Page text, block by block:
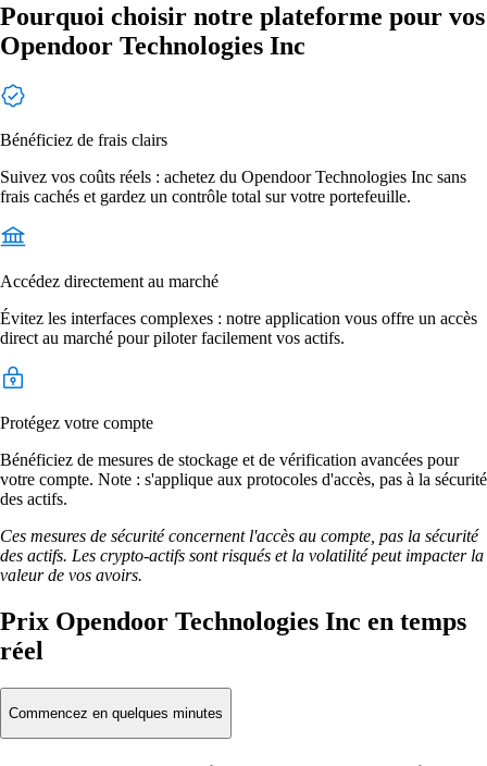
Pourquoi choisir notre plateforme pour vos
Opendoor Technologies Inc
Bénéficiez de frais clairs
Suivez vos coûts réels : achetez du Opendoor Technologies Inc sans
frais cachés et gardez un contrôle total sur votre portefeuille.
Accédez directement au marché
Évitez les interfaces complexes : notre application vous offre un accès
direct au marché pour piloter facilement vos actifs.
Protégez votre compte
Bénéficiez de mesures de stockage et de vérification avancées pour
votre compte. Note : s'applique aux protocoles d'accès, pas à la sécurité
des actifs.
Ces mesures de sécurité concernent l'accès au compte, pas la sécurité
des actifs. Les crypto-actifs sont risqués et la volatilité peut impacter la
valeur de vos avoirs.
Prix Opendoor Technologies Inc en temps
réel
Commencez en quelques minutes